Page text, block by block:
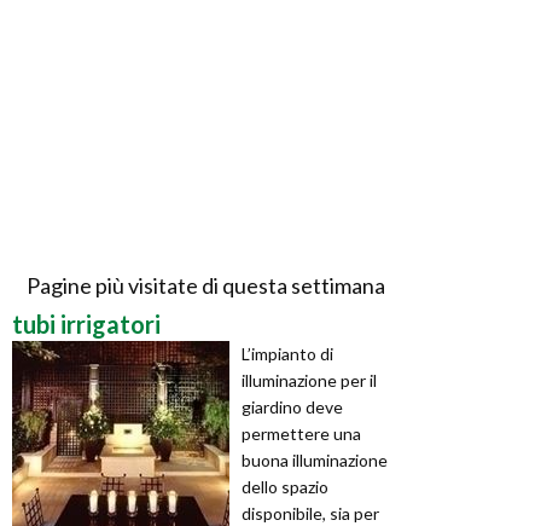
Pagine più visitate di questa settimana
tubi irrigatori
L’impianto di
illuminazione per il
giardino deve
permettere una
buona illuminazione
dello spazio
disponibile, sia per